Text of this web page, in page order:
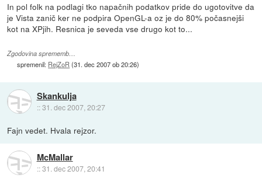
In pol folk na podlagi tko napačnih podatkov pride do ugotovitve da
je Vista zanič ker ne podpira OpenGL-a oz je do 80% počasnejši
kot na XPjih. Resnica je seveda vse drugo kot to...
Zgodovina sprememb…
spremenil: RejZoR (31. dec 2007 ob 20:26)
Skankulja
::31. dec 2007, 20:27
Fajn vedet. Hvala rejzor.
McMallar
::31. dec 2007, 20:41